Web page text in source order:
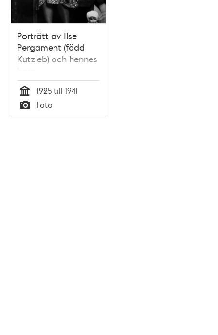
Porträtt av Ilse
Pergament (född
Kutzleb) och hennes
barn.
Tid
1925 till 1941
Typ
Foto